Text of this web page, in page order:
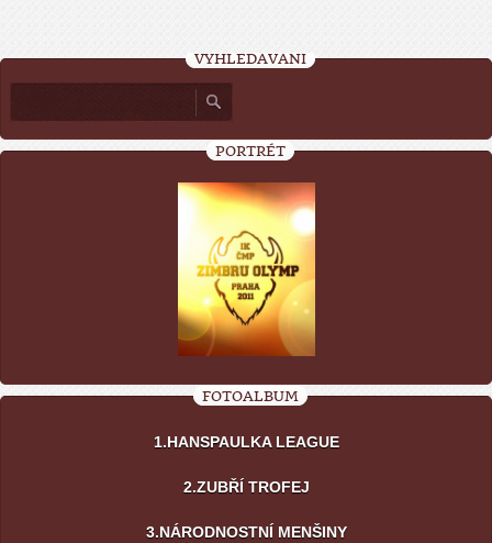
VYHLEDÁVÁNÍ
PORTRÉT
FOTOALBUM
1.HANSPAULKA LEAGUE
2.ZUBŘÍ TROFEJ
3.NÁRODNOSTNÍ MENŠINY